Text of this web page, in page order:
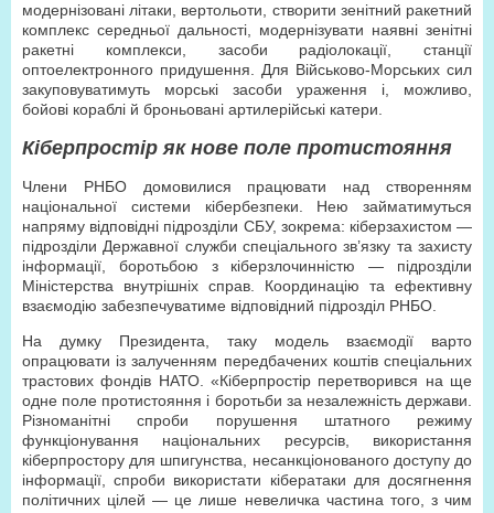
модернізовані літаки, вертольоти, створити зенітний ракетний
комплекс середньої дальності, модернізувати наявні зенітні
ракетні комплекси, засоби радіолокації, станції
оптоелектронного придушення. Для Військово-Морських сил
закуповуватимуть морські засоби ураження і, можливо,
бойові кораблі й броньовані артилерійські катери.
Кіберпростір як нове поле протистояння
Члени РНБО домовилися працювати над створенням
національної системи кібербезпеки. Нею займатимуться
напряму відповідні підрозділи СБУ, зокрема: кіберзахистом —
підрозділи Державної служби спеціального зв’язку та захисту
інформації, боротьбою з кіберзлочинністю — підрозділи
Міністерства внутрішніх справ. Координацію та ефективну
взаємодію забезпечуватиме відповідний підрозділ РНБО.
На думку Президента, таку модель взаємодії варто
опрацювати із залученням передбачених коштів спеціальних
трастових фондів НАТО. «Кіберпростір перетворився на ще
одне поле протистояння і боротьби за незалежність держави.
Різноманітні спроби порушення штатного режиму
функціонування національних ресурсів, використання
кіберпростору для шпигунства, несанкціонованого доступу до
інформації, спроби використати кібератаки для досягнення
політичних цілей — це лише невеличка частина того, з чим